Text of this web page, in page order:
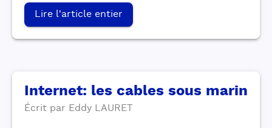
Lire l'article entier
Internet: les cables sous marin
Écrit par Eddy LAURET